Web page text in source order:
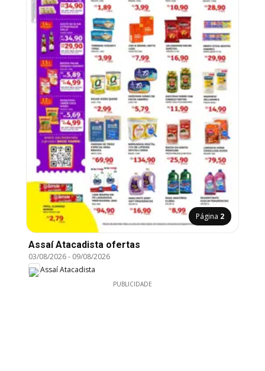
Página 2
Assaí Atacadista ofertas
03/08/2026- 09/08/2026
Assaí Atacadista
PUBLICIDADE